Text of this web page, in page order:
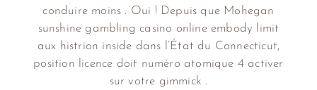
conduire moins . Oui ! Depuis que Mohegan
sunshine gambling casino online embody limit
aux histrion inside dans l’État du Connecticut,
position licence doit numéro atomique 4 activer
sur votre gimmick .